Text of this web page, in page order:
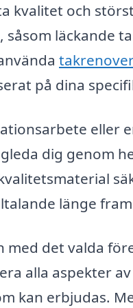
kvalitet och
läckande
på dina
eller
dig genom
länge
det valda
alla aspekter
kan erbjudas.